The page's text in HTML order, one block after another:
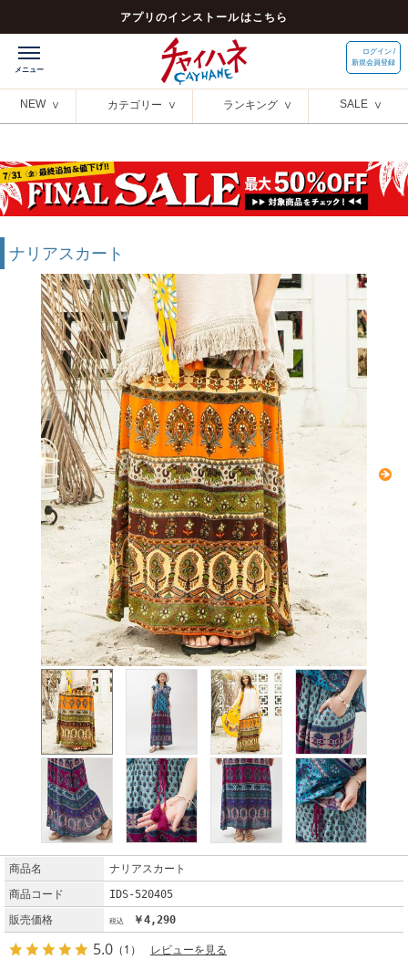
アプリのインストールはこちら
ログイン /
新規会員登録
NEW カテゴリー ランキング SALE
ナリアスカート
商品名
ナリアスカート
商品コード
IDS-520405
販売価格
￥4,290
5.0 （1） レビューを見る